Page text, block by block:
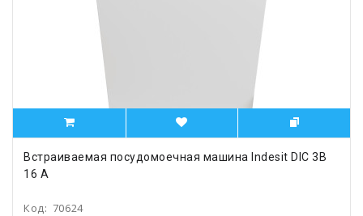
Встраиваемая посудомоечная машина Indesit DIC 3B
16 A
Код: 70624